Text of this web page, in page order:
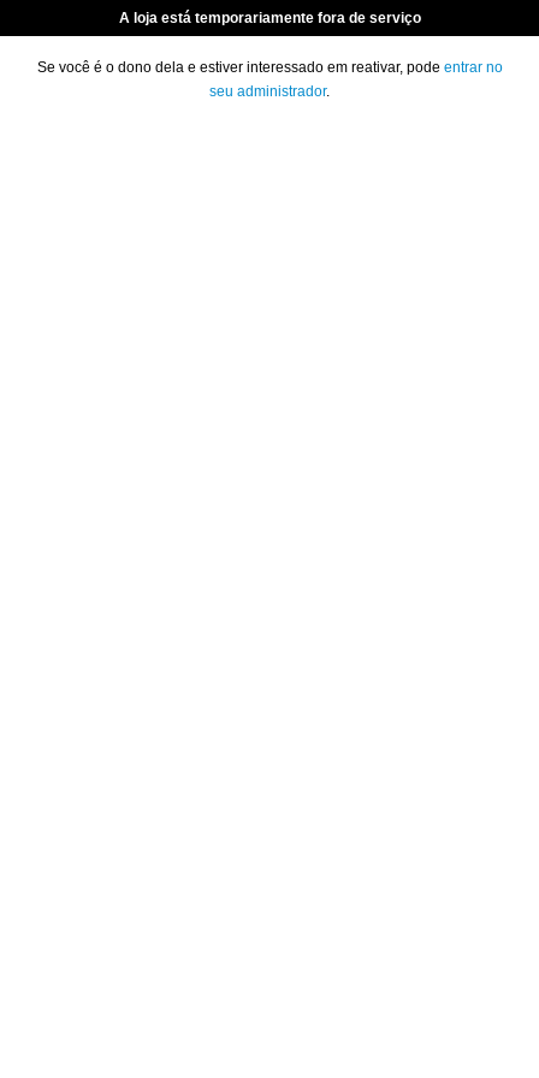
A loja está temporariamente fora de serviço
Se você é o dono dela e estiver interessado em reativar, pode entrar no
seu administrador.